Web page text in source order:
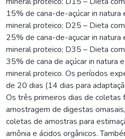
15% de cana-de-açúcar in
mineral proteico; D25 – Dieta
25% de cana-de-açucar in
mineral proteico; D35 – Dieta
35% de cana de açúcar in natura
mineral proteico. Os períodos
de 20 dias (14 dias para
Os três primeiros dias de coletas
amostragem de digestas
coletas de amostras para
amônia e ácidos orgânicos.